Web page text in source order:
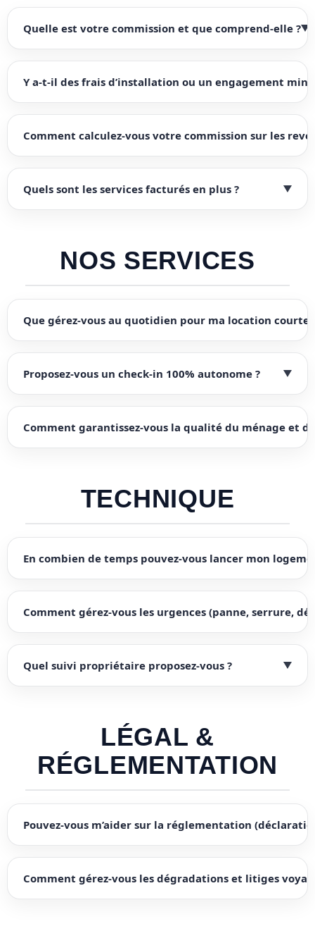
Quelle est votre commission et que comprend-elle ?
Y a-t-il des frais d’installation ou un engagement
Comment calculez-vous votre commission sur les
Quels sont les services facturés en plus ?
NOS SERVICES
Que gérez-vous au quotidien pour ma location courte
Proposez-vous un check-in 100% autonome ?
Comment garantissez-vous la qualité du ménage et
TECHNIQUE
En combien de temps pouvez-vous lancer mon
Comment gérez-vous les urgences (panne, serrure,
Quel suivi propriétaire proposez-vous ?
LÉGAL &
RÉGLEMENTATION
Pouvez-vous m’aider sur la réglementation
Comment gérez-vous les dégradations et litiges